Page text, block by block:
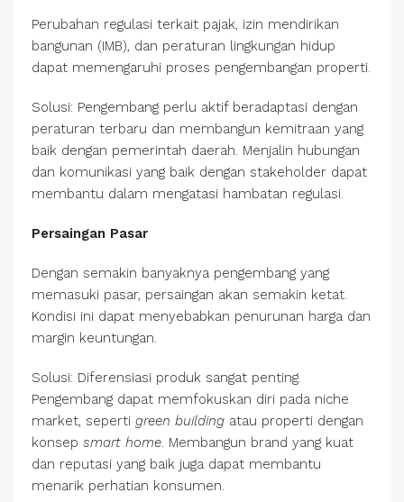
Perubahan regulasi terkait pajak, izin mendirikan
bangunan (IMB), dan peraturan lingkungan hidup
dapat memengaruhi proses pengembangan properti.
Solusi: Pengembang perlu aktif beradaptasi dengan
peraturan terbaru dan membangun kemitraan yang
baik dengan pemerintah daerah. Menjalin hubungan
dan komunikasi yang baik dengan stakeholder dapat
membantu dalam mengatasi hambatan regulasi.
Persaingan Pasar
Dengan semakin banyaknya pengembang yang
memasuki pasar, persaingan akan semakin ketat.
Kondisi ini dapat menyebabkan penurunan harga dan
margin keuntungan.
Solusi: Diferensiasi produk sangat penting.
Pengembang dapat memfokuskan diri pada niche
market, seperti green building atau properti dengan
konsep smart home. Membangun brand yang kuat
dan reputasi yang baik juga dapat membantu
menarik perhatian konsumen.